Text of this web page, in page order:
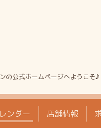
の公式ホームページへようこそ♪
ンダー 店舗情報